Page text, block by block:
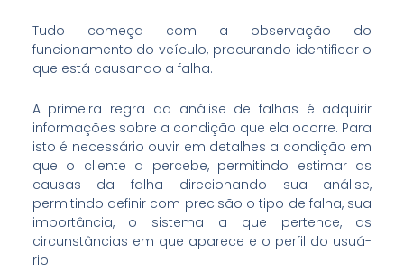
Tudo começa com a observação do
funcionamento do veículo, procurando identificar o
que está causando a falha.
A primeira regra da análise de falhas é adquirir
informações sobre a condição que ela ocorre. Para
isto é necessário ouvir em detalhes a condição em
que o cliente a percebe, permitindo estimar as
causas da falha direcionando sua análise,
permitindo definir com precisão o tipo de falha, sua
importância, o sistema a que pertence, as
circunstâncias em que aparece e o perfil do usuá­
rio.